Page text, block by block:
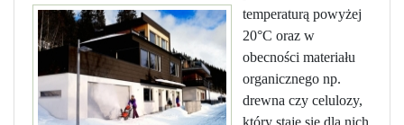
temperaturą powyżej
20°C oraz w
obecności materiału
organicznego np.
drewna czy celulozy,